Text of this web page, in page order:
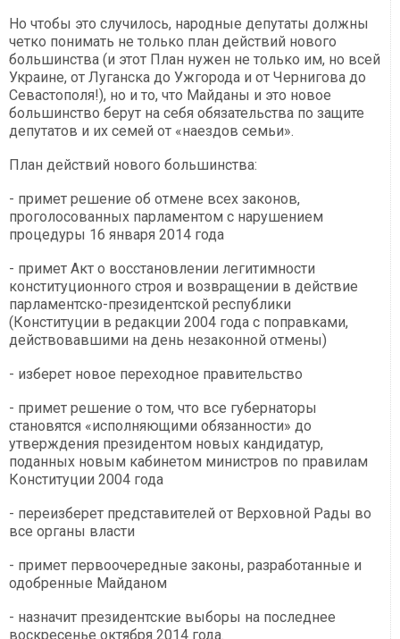
Но чтобы это случилось, народные депутаты должны
четко понимать не только план действий нового
большинства (и этот План нужен не только им, но всей
Украине, от Луганска до Ужгорода и от Чернигова до
Севастополя!), но и то, что Майданы и это новое
большинство берут на себя обязательства по защите
депутатов и их семей от «наездов семьи».
План действий нового большинства:
- примет решение об отмене всех законов,
проголосованных парламентом с нарушением
процедуры 16 января 2014 года
- примет Акт о восстановлении легитимности
конституционного строя и возвращении в действие
парламентско-президентской республики
(Конституции в редакции 2004 года с поправками,
действовавшими на день незаконной отмены)
- изберет новое переходное правительство
- примет решение о том, что все губернаторы
становятся «исполняющими обязанности» до
утверждения президентом новых кандидатур,
поданных новым кабинетом министров по правилам
Конституции 2004 года
- переизберет представителей от Верховной Рады во
все органы власти
- примет первоочередные законы, разработанные и
одобренные Майданом
- назначит президентские выборы на последнее
воскресенье октября 2014 года.